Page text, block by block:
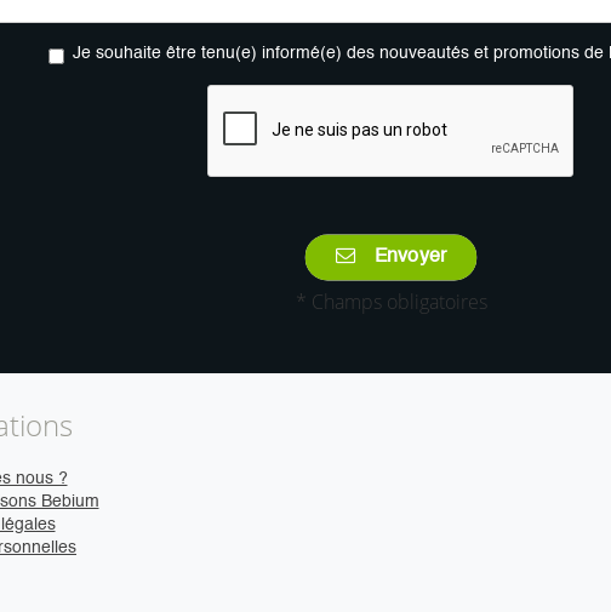
Je souhaite être tenu(e) informé(e) des nouveautés et promotions de
Envoyer
* Champs obligatoires
nous ?
Bebium